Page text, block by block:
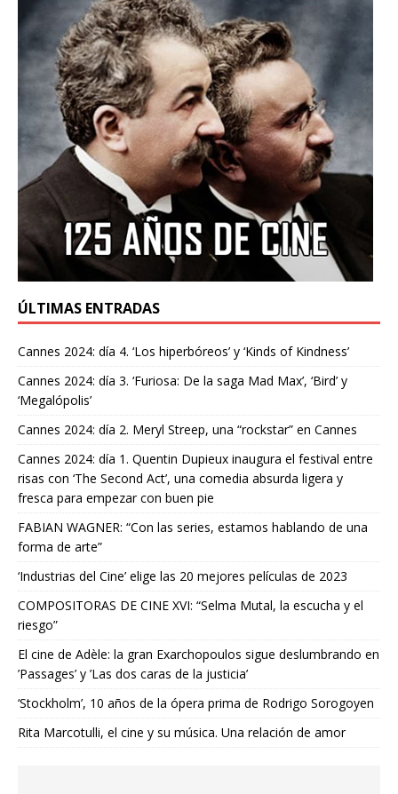
ÚLTIMAS ENTRADAS
Cannes 2024: día 4. ‘Los hiperbóreos’ y ‘Kinds of Kindness’
Cannes 2024: día 3. ‘Furiosa: De la saga Mad Max’, ‘Bird’ y
‘Megalópolis’
Cannes 2024: día 2. Meryl Streep, una “rockstar” en Cannes
Cannes 2024: día 1. Quentin Dupieux inaugura el festival entre
risas con ‘The Second Act’, una comedia absurda ligera y
fresca para empezar con buen pie
FABIAN WAGNER: “Con las series, estamos hablando de una
forma de arte”
‘Industrias del Cine’ elige las 20 mejores películas de 2023
COMPOSITORAS DE CINE XVI: “Selma Mutal, la escucha y el
riesgo”
El cine de Adèle: la gran Exarchopoulos sigue deslumbrando en
’Passages’ y ’Las dos caras de la justicia’
‘Stockholm’, 10 años de la ópera prima de Rodrigo Sorogoyen
Rita Marcotulli, el cine y su música. Una relación de amor